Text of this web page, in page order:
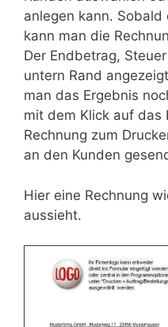
anlegen kann.
kann man die
Der Endbetrag,
untern Rand
man das Ergebnis
mit dem Klick auf das
Rechnung zum
an den Kunden
Hier eine Rechnung
aussieht.